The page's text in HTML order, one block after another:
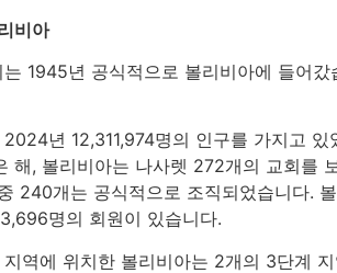
비아
는 1945년 공식적으로 볼리비아에 들어갔
년 12,311,974명의 인구를 가지고 있
해, 볼리비아는 나사렛 272개의 교회를
240개는 공식적으로 조직되었습니다.
명의 회원이 있습니다.
지역에 위치한 볼리비아는 2개의 3단계